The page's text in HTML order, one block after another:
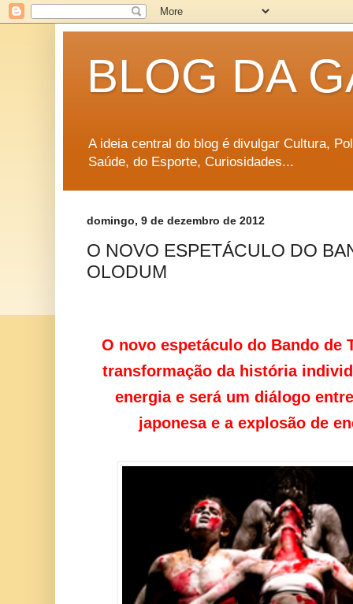
BLOG DA
A ideia central do blog é divulgar Cultura,
Saúde, do Esporte, Curiosidades...
domingo, 9 de dezembro de 2012
O NOVO ESPETÁCULO DO
OLODUM
O novo espetáculo do Bando de
transformação da história
energia e será um diálogo
japonesa e a explosão de